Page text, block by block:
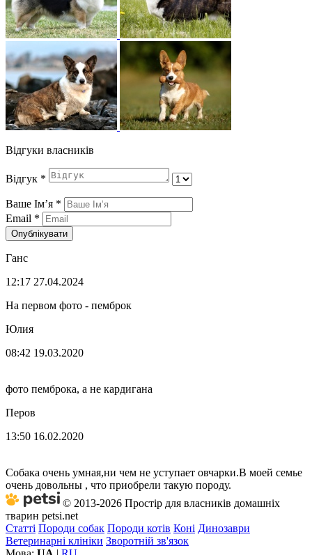
Відгуки власників
Відгук *
Ваше Імʼя *
Email *
Опублікувати
Ганс
12:17 27.04.2024
На первом фото - пемброк
Юлия
08:42 19.03.2020
фото пемброка, а не кардигана
Перов
13:50 16.02.2020
Собака очень умная,ни чем не уступает овчарки.В моей семье
очень довольны , что приобрели такую породу.
© 2013-2026 Простір для власників домашніх
тварин petsi.net
Статті Породи собак Породи котів Коні Динозаври
Ветеринарні клініки Зворотній зв'язок